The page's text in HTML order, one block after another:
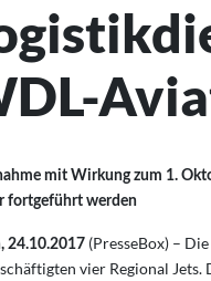
mit Wirkung zum 1.
fortgeführt werden
24.10.2017 (PresseBox) –
vier Regional